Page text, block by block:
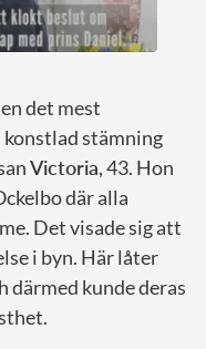
det mest
stämning
Victoria, 43. Hon
där alla
Det visade sig att
i byn. Här låter
därmed kunde deras